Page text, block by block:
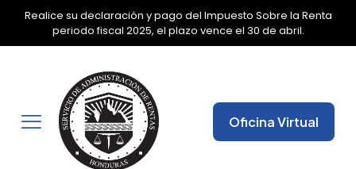
Realice su declaración y pago del Impuesto Sobre la Renta
periodo fiscal 2025, el plazo vence el 30 de abril.
✕
Oficina Virtual